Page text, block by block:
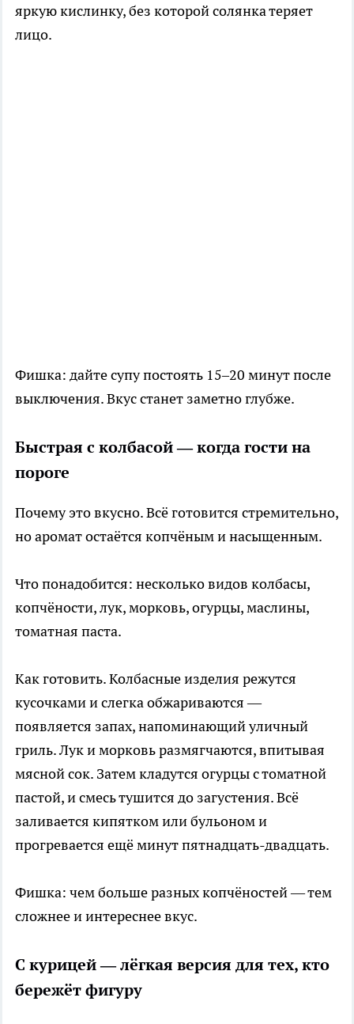
яркую кислинку, без которой солянка теряет
лицо.
Фишка: дайте супу постоять 15–20 минут после
выключения. Вкус станет заметно глубже.
Быстрая с колбасой — когда гости на
пороге
Почему это вкусно. Всё готовится стремительно,
но аромат остаётся копчёным и насыщенным.
Что понадобится: несколько видов колбасы,
копчёности, лук, морковь, огурцы, маслины,
томатная паста.
Как готовить. Колбасные изделия режутся
кусочками и слегка обжариваются —
появляется запах, напоминающий уличный
гриль. Лук и морковь размягчаются, впитывая
мясной сок. Затем кладутся огурцы с томатной
пастой, и смесь тушится до загустения. Всё
заливается кипятком или бульоном и
прогревается ещё минут пятнадцать-двадцать.
Фишка: чем больше разных копчёностей — тем
сложнее и интереснее вкус.
С курицей — лёгкая версия для тех, кто
бережёт фигуру